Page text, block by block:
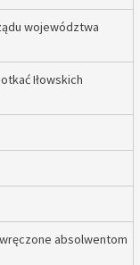
województwa
Iłowskich
absolwentom